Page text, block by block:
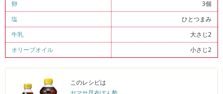
卵
3個
塩
ひとつまみ
牛乳
大さじ2
オリーブオイル
小さじ2
このレシピは